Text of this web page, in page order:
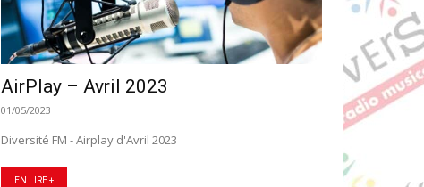
AirPlay – Avril 2023
01/05/2023
Diversité FM - Airplay d'Avril 2023
EN LIRE +